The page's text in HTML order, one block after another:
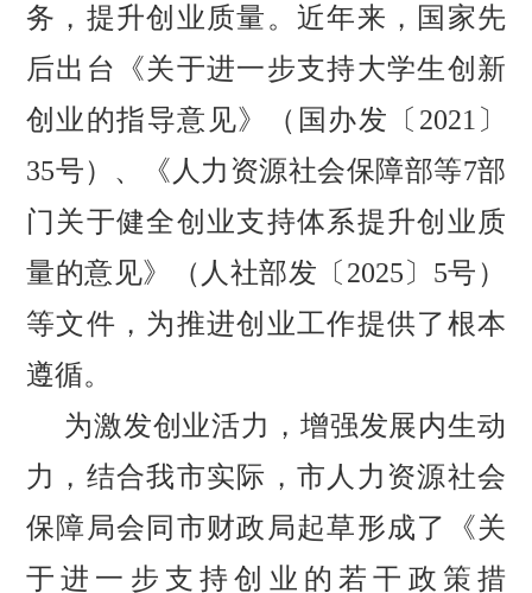
务，提升创业质量。近年来，国家先
后出台《关于进一步支持大学生创新
创业的指导意见》（国办发〔 2021〕
35号）、
《 人力资源社会保障部等7部
门关于健全创业支持体系提升创业质
量的意见》 （人社部发〔 2025〕5号）
等文件，为推进创业工作提供了根本
遵循。
为激发创业活力，增强发展内生动
力， 结合我市实际 ，市人力资源社会
保障局会同市财政局起草形成了《关
于进一步支持创业的若干政策措